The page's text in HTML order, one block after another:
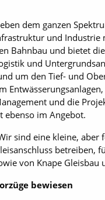
dem ganzen
und Industrie
Bahnbau und bietet
und
um den Tief- und
und die
ebenso im Angebot.
sind eine kleine, aber
betreiben,
von Knape Gleisbau
bewiesen